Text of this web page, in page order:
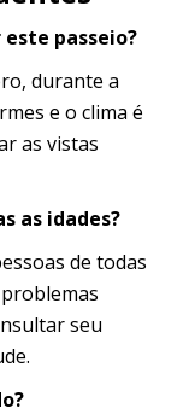
passeio?
durante a
e o clima é
as vistas
as idades?
de todas
seu